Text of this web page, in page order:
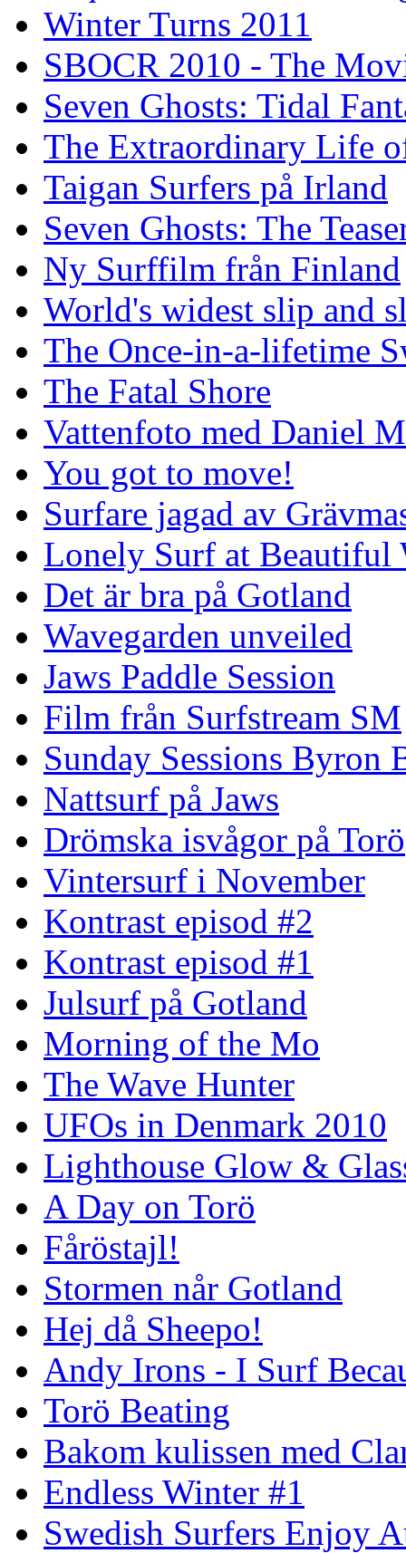
Winter Turns 2011
SBOCR 2010 - The
Seven Ghosts: Tidal
The Extraordinary Life
Taigan Surfers på Irland
Seven Ghosts: The
Ny Surffilm från Finland
World's widest slip and
The Once-in-a-lifetime
The Fatal Shore
Vattenfoto med Daniel
You got to move!
Surfare jagad av
Lonely Surf at Beautiful
Det är bra på Gotland
Wavegarden unveiled
Jaws Paddle Session
Film från Surfstream SM
Sunday Sessions Byron
Nattsurf på Jaws
Drömska isvågor på Torö
Vintersurf i November
Kontrast episod #2
Kontrast episod #1
Julsurf på Gotland
Morning of the Mo
The Wave Hunter
UFOs in Denmark 2010
Lighthouse Glow &
A Day on Torö
Fåröstajl!
Stormen når Gotland
Hej då Sheepo!
Andy Irons - I Surf
Torö Beating
Bakom kulissen med
Endless Winter #1
Swedish Surfers Enjoy